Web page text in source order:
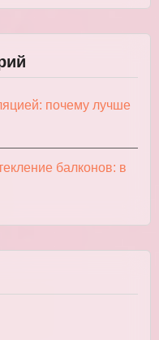
почему лучше
балконов: в